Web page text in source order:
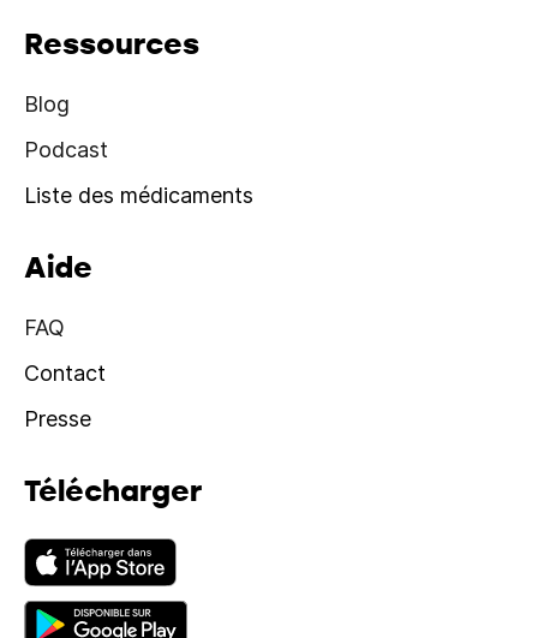
Ressources
Blog
Podcast
Liste des médicaments
Aide
FAQ
Contact
Presse
Télécharger